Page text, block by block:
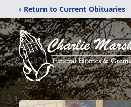
‹ Return to Current Obituaries